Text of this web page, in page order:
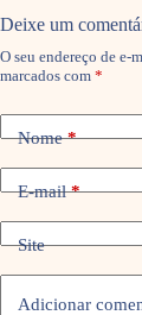
Deixe um
O seu endereço de e-
marcados com *
Nome*
E-mail*
Site
Adicionar